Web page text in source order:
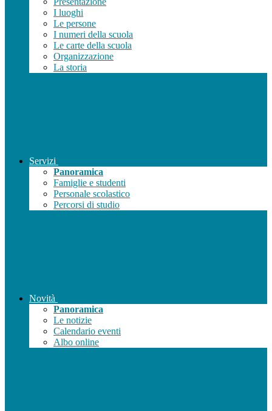
I luoghi
Le persone
I numeri della scuola
Le carte della scuola
Organizzazione
La storia
Servizi
Panoramica
Famiglie e studenti
Personale scolastico
Percorsi di studio
Novità
Panoramica
Le notizie
Calendario eventi
Albo online